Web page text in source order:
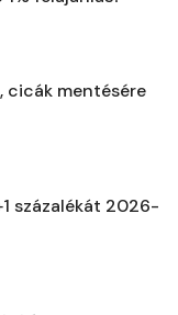
cicák mentésére
százalékát 2026-